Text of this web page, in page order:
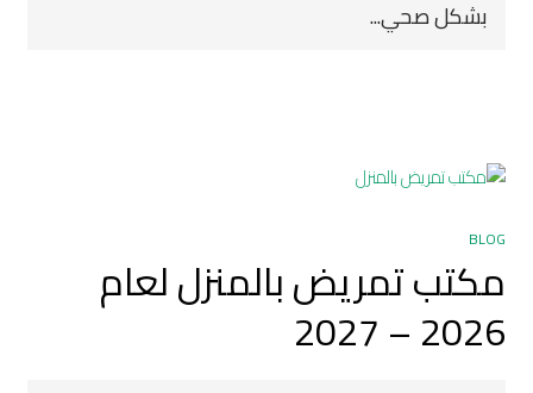
بشكل صحي...
BLOG
مكتب تمريض بالمنزل لعام
2026 – 2027